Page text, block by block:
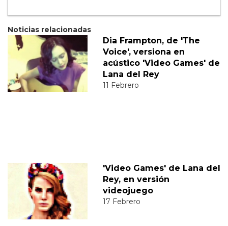
Noticias relacionadas
Dia Frampton, de 'The
Voice', versiona en
acústico 'Video Games' de
Lana del Rey
11 Febrero
'Video Games' de Lana del
Rey, en versión
videojuego
17 Febrero